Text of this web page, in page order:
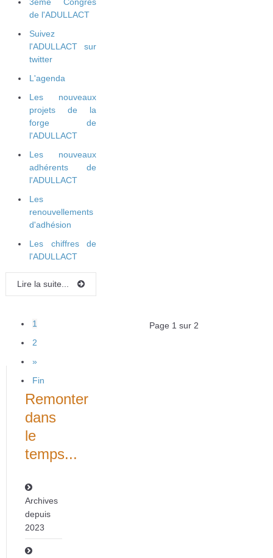
de l'ADULLACT
Suivez
l'ADULLACT sur
twitter
L'agenda
Les nouveaux
projets de la
forge de
l'ADULLACT
Les nouveaux
adhérents de
l'ADULLACT
Les
renouvellements
d'adhésion
Les chiffres de
l'ADULLACT
Lire la suite...
Page 1 sur 2
1
2
»
Fin
Remonter
dans
le
temps...
Archives
depuis
2023